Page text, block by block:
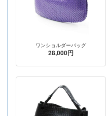
ワンショルダーバッグ
28,000円